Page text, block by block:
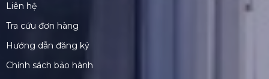
Liên hệ
Tra cứu đơn hàng
Hướng dẫn đăng ký
Chính sách bảo hành